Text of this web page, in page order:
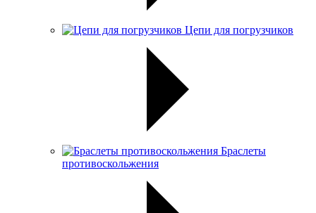
Цепи для погрузчиков
Браслеты
противоскольжения